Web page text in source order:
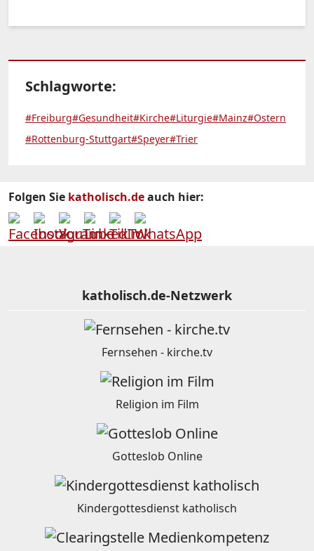
Schlagworte:
#Freiburg#Gesundheit#Kirche#Liturgie#Mainz#Ostern
#Rottenburg-Stuttgart#Speyer#Trier
Folgen Sie katholisch.deauch hier:
katholisch.de-Netzwerk
Fernsehen - kirche.tv
Religion im Film
Gotteslob Online
Kindergottesdienst katholisch